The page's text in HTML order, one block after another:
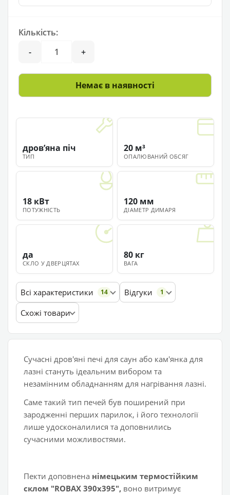
Кількість:
-
+
Немає в наявності
ТИП
дровʼяна піч
ОПАЛЮВАНИЙ ОБСЯГ
20 м³
ПОТУЖНІСТЬ
18 кВт
ДІАМЕТР ДИМАРЯ
120 мм
СКЛО У ДВЕРЦЯТАХ
да
ВАГА
80 кг
Всі характеристики 14 Відгуки 1
Схожі товари
Сучасні дров'яні печі для саун або кам'янка для
лазні стануть ідеальним вибором та
незамінним обладнанням для нагрівання лазні.
Саме такий тип печей був поширений при
зародженні перших парилок, і його технології
лише удосконалилися та доповнились
сучасними можливостями.
Пекти доповнена німецьким термостійким
склом "ROBAX 390х395", воно витримує